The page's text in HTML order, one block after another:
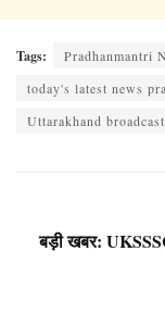
Tags:
Pradhanmantri
today's latest news
Uttarakhand broadcast
बड़ी खबर: UKSSSC